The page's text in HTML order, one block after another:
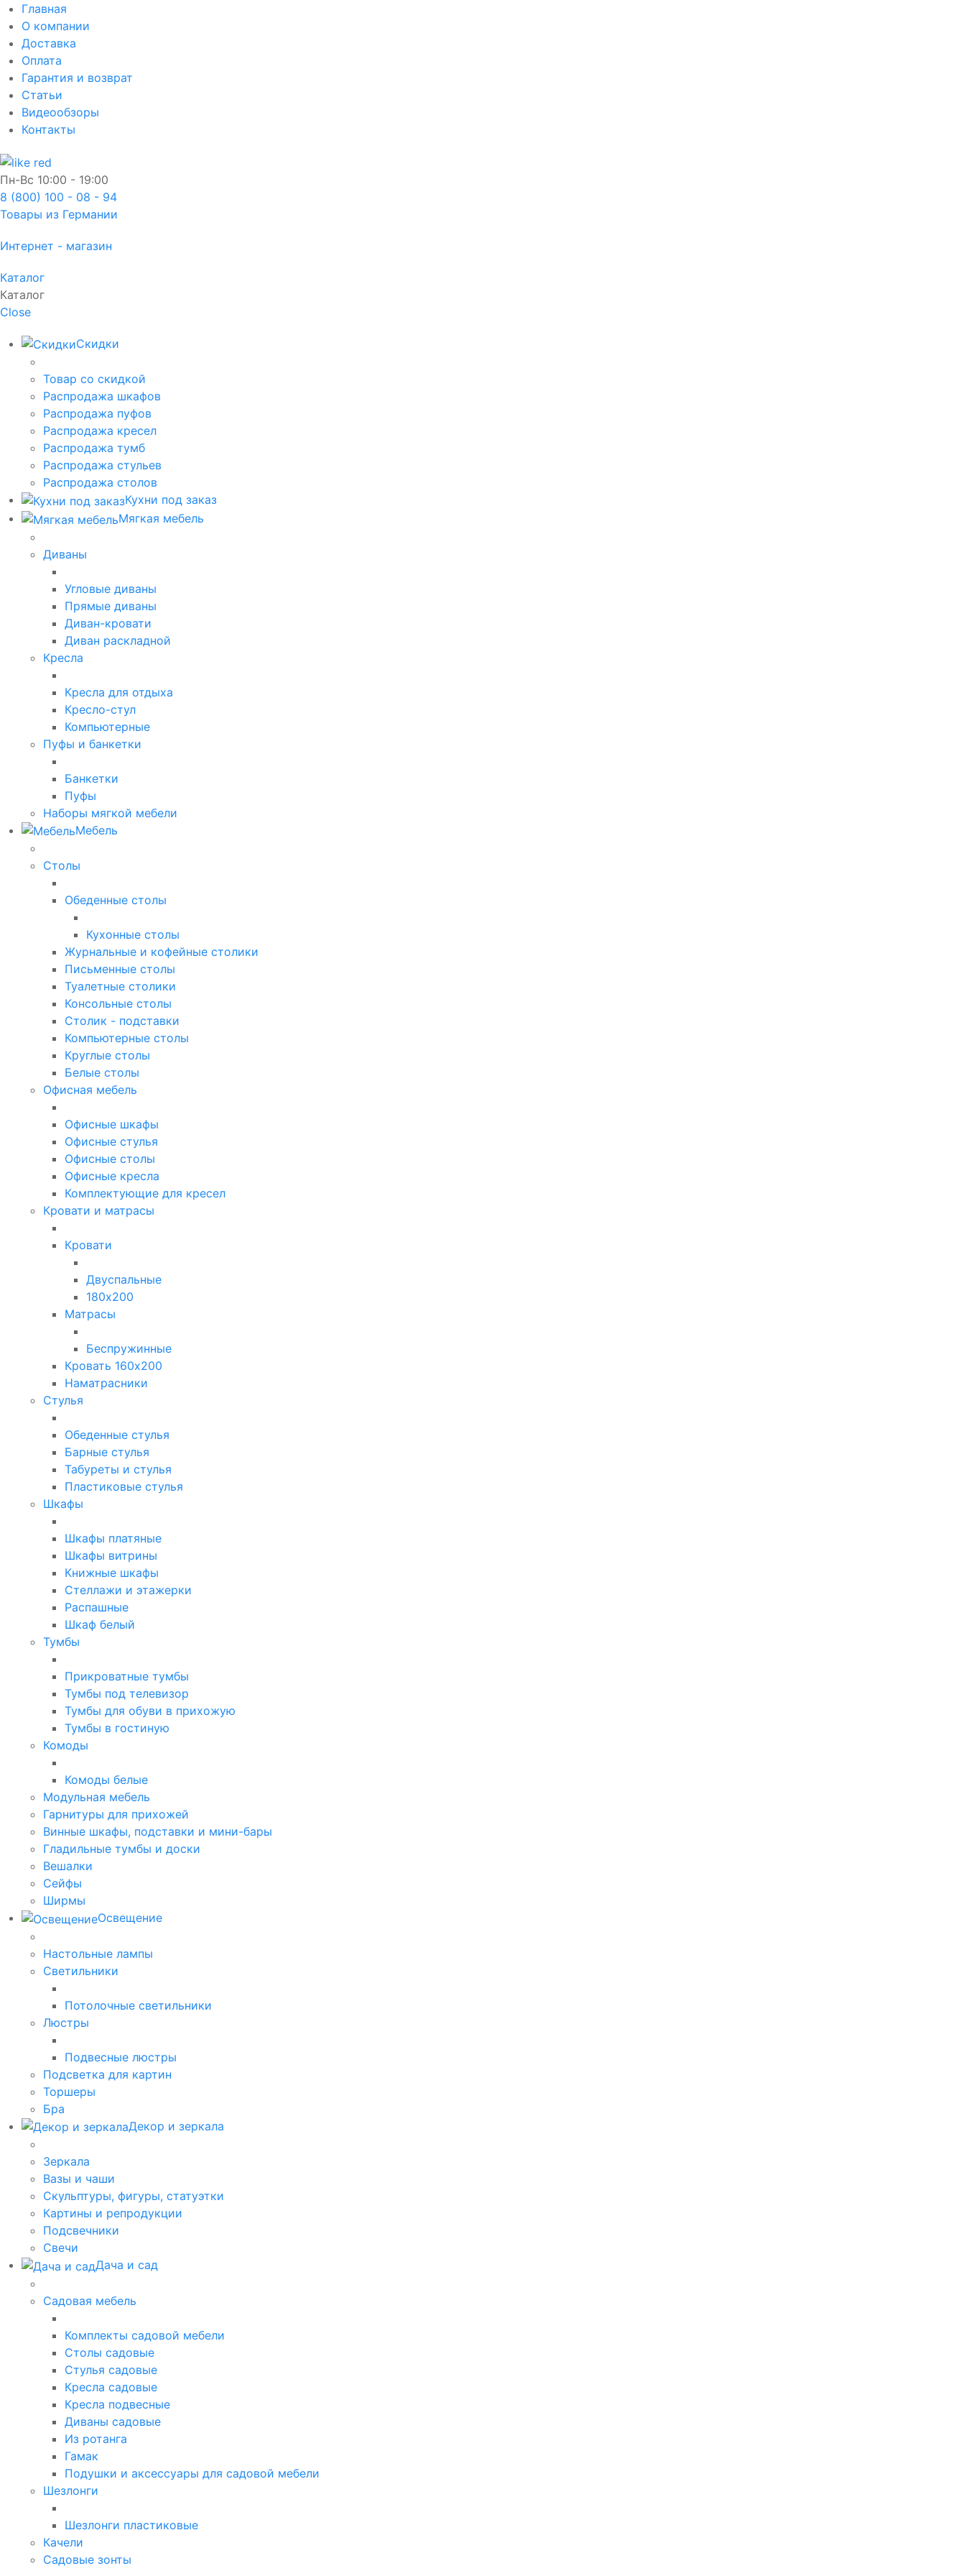
Главная
О компании
Доставка
Оплата
Гарантия и возврат
Статьи
Видеообзоры
Контакты
Пн-Вс 10:00 - 19:00
8 (800) 100 - 08 - 94
Товары из Германии
Интернет - магазин
Каталог
Каталог
Close
Скидки
Товар со скидкой
Распродажа шкафов
Распродажа пуфов
Распродажа кресел
Распродажа тумб
Распродажа стульев
Распродажа столов
Кухни под заказ
Мягкая мебель
Диваны
Угловые диваны
Прямые диваны
Диван-кровати
Диван раскладной
Кресла
Кресла для отдыха
Кресло-стул
Компьютерные
Пуфы и банкетки
Банкетки
Пуфы
Наборы мягкой мебели
Мебель
Столы
Обеденные столы
Кухонные столы
Журнальные и кофейные столики
Письменные столы
Туалетные столики
Консольные столы
Столик - подставки
Компьютерные столы
Круглые столы
Белые столы
Офисная мебель
Офисные шкафы
Офисные стулья
Офисные столы
Офисные кресла
Комплектующие для кресел
Кровати и матрасы
Кровати
Двуспальные
180х200
Матрасы
Беспружинные
Кровать 160х200
Наматрасники
Стулья
Обеденные стулья
Барные стулья
Табуреты и стулья
Пластиковые стулья
Шкафы
Шкафы платяные
Шкафы витрины
Книжные шкафы
Стеллажи и этажерки
Распашные
Шкаф белый
Тумбы
Прикроватные тумбы
Тумбы под телевизор
Тумбы для обуви в прихожую
Тумбы в гостиную
Комоды
Комоды белые
Модульная мебель
Гарнитуры для прихожей
Винные шкафы, подставки и мини-бары
Гладильные тумбы и доски
Вешалки
Сейфы
Ширмы
Освещение
Настольные лампы
Светильники
Потолочные светильники
Люстры
Подвесные люстры
Подсветка для картин
Торшеры
Бра
Декор и зеркала
Зеркала
Вазы и чаши
Скульптуры, фигуры, статуэтки
Картины и репродукции
Подсвечники
Свечи
Дача и сад
Садовая мебель
Комплекты садовой мебели
Столы садовые
Стулья садовые
Кресла садовые
Кресла подвесные
Диваны садовые
Из ротанга
Гамак
Подушки и аксессуары для садовой мебели
Шезлонги
Шезлонги пластиковые
Качели
Садовые зонты